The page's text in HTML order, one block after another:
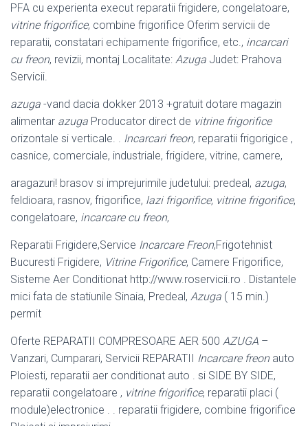
PFA cu experienta execut reparatii frigidere, congelatoare,
vitrine frigorifice, combine frigorifice Oferim servicii de
reparatii, constatari echipamente frigorifice, etc., incarcari
cu freon, revizii, montaj Localitate: Azuga Judet: Prahova
Servicii.
azuga -vand dacia dokker 2013 +gratuit dotare magazin
alimentar azuga Producator direct de vitrine frigorifice
orizontale si verticale. . Incarcari freon, reparatii frigorigice ,
casnice, comerciale, industriale, frigidere, vitrine, camere,
aragazuri! brasov si imprejurimile judetului: predeal, azuga,
feldioara, rasnov, frigorifice, lazi frigorifice, vitrine frigorifice,
congelatoare, incarcare cu freon,
Reparatii Frigidere,Service Incarcare Freon,Frigotehnist
Bucuresti Frigidere, Vitrine Frigorifice, Camere Frigorifice,
Sisteme Aer Conditionat http://www.roservicii.ro . Distantele
mici fata de statiunile Sinaia, Predeal, Azuga ( 15 min.)
permit
Oferte REPARATII COMPRESOARE AER 500 AZUGA –
Vanzari, Cumparari, Servicii REPARATII Incarcare freonauto
Ploiesti, reparatii aer conditionat auto . si SIDE BY SIDE,
reparatii congelatoare , vitrine frigorifice, reparatii placi (
module)electronice . . reparatii frigidere, combine frigorifice